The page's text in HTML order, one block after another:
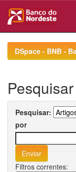
navigationDSpace - BNB -
Pesquisar
Pesquisar:
por
Filtros correntes: